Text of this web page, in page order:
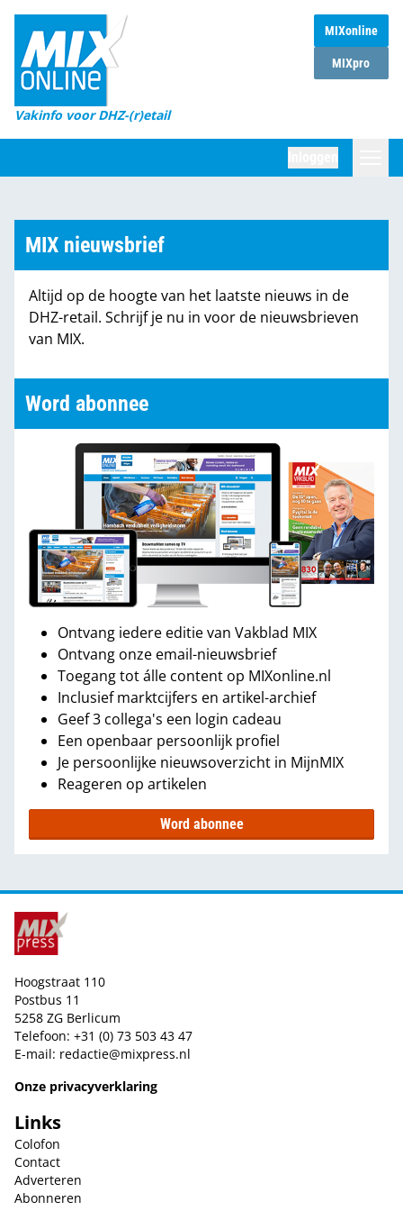
MIXonline
MIXpro
Vakinfo voor DHZ-(r)etail
Home
Magazines
DHZ Sessie
Marktcijfers
Partners
MIX nieuwsbrief
Altijd op de hoogte van het laatste nieuws in de
DHZ-retail. Schrijf je nu in voor de nieuwsbrieven
van MIX.
Word abonnee
Ontvang iedere editie van Vakblad MIX
Ontvang onze email-nieuwsbrief
Toegang tot álle content op MIXonline.nl
Inclusief marktcijfers en artikel-archief
Geef 3 collega's een login cadeau
Een openbaar persoonlijk profiel
Je persoonlijke nieuwsoverzicht in MijnMIX
Reageren op artikelen
Word abonnee
Hoogstraat 110
Postbus 11
5258 ZG Berlicum
Telefoon: +31 (0) 73 503 43 47
E-mail: redactie@mixpress.nl
Onze privacyverklaring
Links
Colofon
Contact
Adverteren
Abonneren